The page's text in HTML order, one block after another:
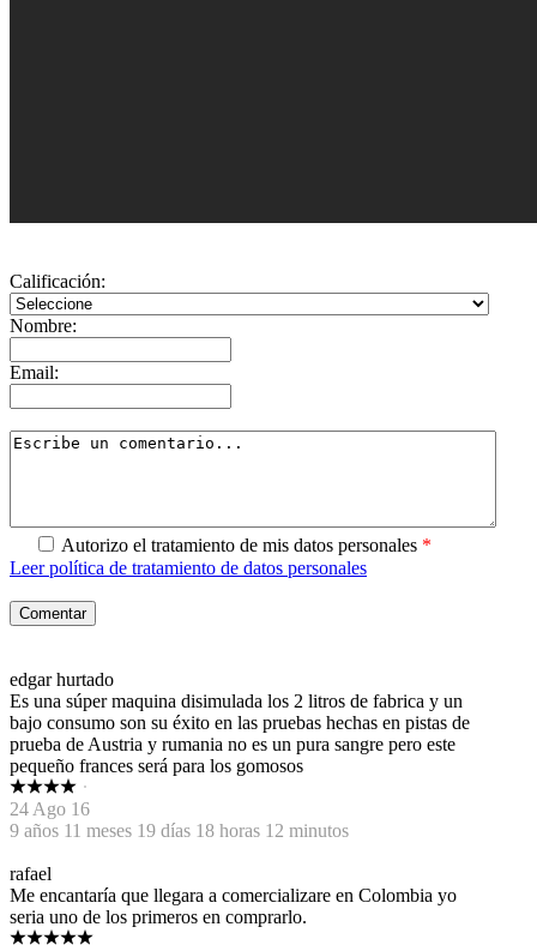
Calificación:
Nombre:
Email:
Autorizo el tratamiento de mis datos personales *
Leer política de tratamiento de datos personales
edgar hurtado
Es una súper maquina disimulada los 2 litros de fabrica y un
bajo consumo son su éxito en las pruebas hechas en pistas de
prueba de Austria y rumania no es un pura sangre pero este
pequeño frances será para los gomosos
24 Ago 16
9 años 11 meses 19 días 18 horas 12 minutos
rafael
Me encantaría que llegara a comercializare en Colombia yo
seria uno de los primeros en comprarlo.